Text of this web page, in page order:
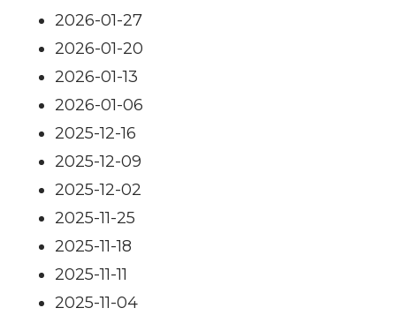
2026-01-27
2026-01-20
2026-01-13
2026-01-06
2025-12-16
2025-12-09
2025-12-02
2025-11-25
2025-11-18
2025-11-11
2025-11-04